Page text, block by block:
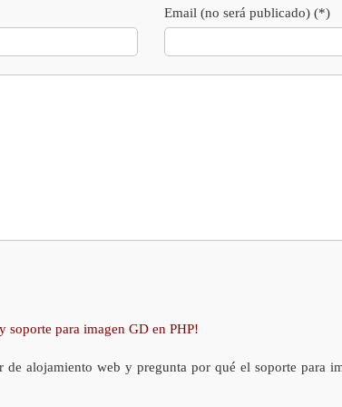
Email (no será publicado) (*)
soporte para imagen GD en PHP!
de alojamiento web y pregunta por qué el soporte para